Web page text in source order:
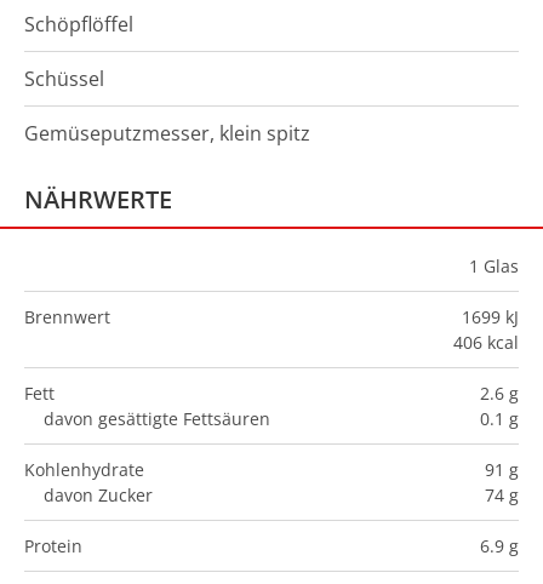
Schöpflöffel
Schüssel
Gemüseputzmesser, klein spitz
NÄHRWERTE
1 Glas
Brennwert
1699 kJ
406 kcal
Fett
2.6 g
davon gesättigte Fettsäuren
0.1 g
Kohlenhydrate
91 g
davon Zucker
74 g
Protein 6.9 g